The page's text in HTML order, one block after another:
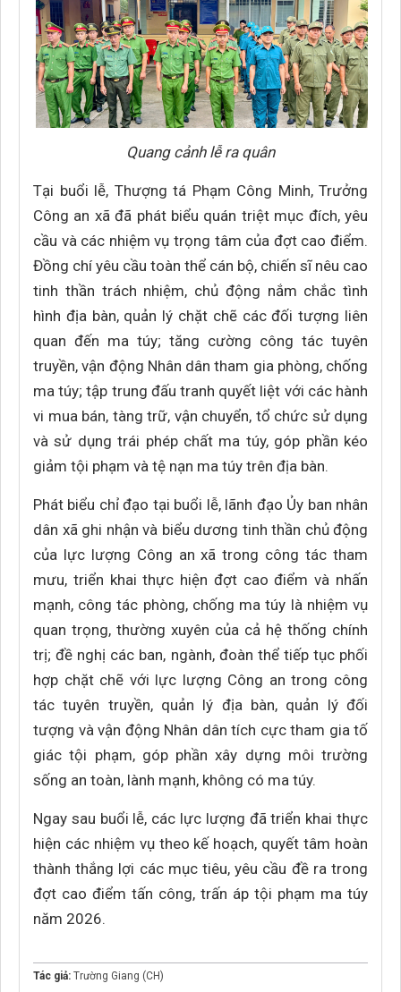
Quang cảnh lễ ra quân
Tại buổi lễ, Thượng tá Phạm Công Minh, Trưởng
Công an xã đã phát biểu quán triệt mục đích, yêu
cầu và các nhiệm vụ trọng tâm của đợt cao điểm.
Đồng chí yêu cầu toàn thể cán bộ, chiến sĩ nêu cao
tinh thần trách nhiệm, chủ động nắm chắc tình
hình địa bàn, quản lý chặt chẽ các đối tượng liên
quan đến ma túy; tăng cường công tác tuyên
truyền, vận động Nhân dân tham gia phòng, chống
ma túy; tập trung đấu tranh quyết liệt với các hành
vi mua bán, tàng trữ, vận chuyển, tổ chức sử dụng
và sử dụng trái phép chất ma túy, góp phần kéo
giảm tội phạm và tệ nạn ma túy trên địa bàn.
Phát biểu chỉ đạo tại buổi lễ, lãnh đạo Ủy ban nhân
dân xã ghi nhận và biểu dương tinh thần chủ động
của lực lượng Công an xã trong công tác tham
mưu, triển khai thực hiện đợt cao điểm và nhấn
mạnh, công tác phòng, chống ma túy là nhiệm vụ
quan trọng, thường xuyên của cả hệ thống chính
trị; đề nghị các ban, ngành, đoàn thể tiếp tục phối
hợp chặt chẽ với lực lượng Công an trong công
tác tuyên truyền, quản lý địa bàn, quản lý đối
tượng và vận động Nhân dân tích cực tham gia tố
giác tội phạm, góp phần xây dựng môi trường
sống an toàn, lành mạnh, không có ma túy.
Ngay sau buổi lễ, các lực lượng đã triển khai thực
hiện các nhiệm vụ theo kế hoạch, quyết tâm hoàn
thành thắng lợi các mục tiêu, yêu cầu đề ra trong
đợt cao điểm tấn công, trấn áp tội phạm ma túy
năm 2026.
Tác giả: Trường Giang (CH)